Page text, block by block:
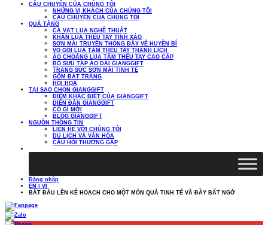
CÂU CHUYỆN CỦA CHÚNG TÔI
NHỮNG VỊ KHÁCH CỦA CHÚNG TÔI
CÂU CHUYỆN CỦA CHÚNG TÔI
QUÀ TẶNG
CÀ VẠT LỤA NGHỆ THUẬT
KHĂN LỤA THÊU TAY TINH XẢO
SƠN MÀI TRUYỀN THỐNG ĐẦY VẺ HUYỀN BÍ
VỎ GỐI LỤA TẰM THÊU TAY THANH LỊCH
ÁO CHOÀNG LỤA TẰM THÊU TAY CAO CẤP
BỘ SƯU TẬP ÁO DÀI GIANGGIFT
TRANG SỨC SƠN MÀI TINH TẾ
GỐM BÁT TRÀNG
HỘI HỌA
TẠI SAO CHỌN GIANGGIFT
ĐIỂM KHÁC BIỆT CỦA GIANGGIFT
DIỄN ĐÀN GIANGGIFT
CÓ GÌ MỚI
BLOG GIANGGIFT
NGUỒN THÔNG TIN
LIÊN HỆ VỚI CHÚNG TÔI
DU LỊCH VÀ VĂN HÓA
CÂU HỎI THƯỜNG GẶP
Đăng nhập
EN | VI
BẮT ĐẦU LÊN KẾ HOẠCH CHO MỘT MÓN QUÀ TINH TẾ VÀ ĐẦY BẤT NGỜ